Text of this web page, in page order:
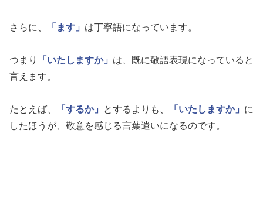
さらに、 「ます」 は丁寧語になっています。
つまり 「いたしますか」 は、既に敬語表現になっていると
言えます。
たとえば、 「するか」 とするよりも、 「いたしますか」 に
したほうが、敬意を感じる言葉遣いになるのです。